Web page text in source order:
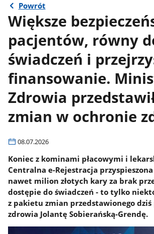
Powrót
Większe
pacjentów, równy
świadczeń i
finansowanie.
Zdrowia
zmian w ochronie
08.07.2026
Koniec z kominami płacowymi i
Centralna e-Rejestracja
nawet milion złotych kary za brak
dostępie do świadczeń - to tylko
z pakietu zmian przedstawionego
zdrowia Jolantę Sobierańską-Grendę.